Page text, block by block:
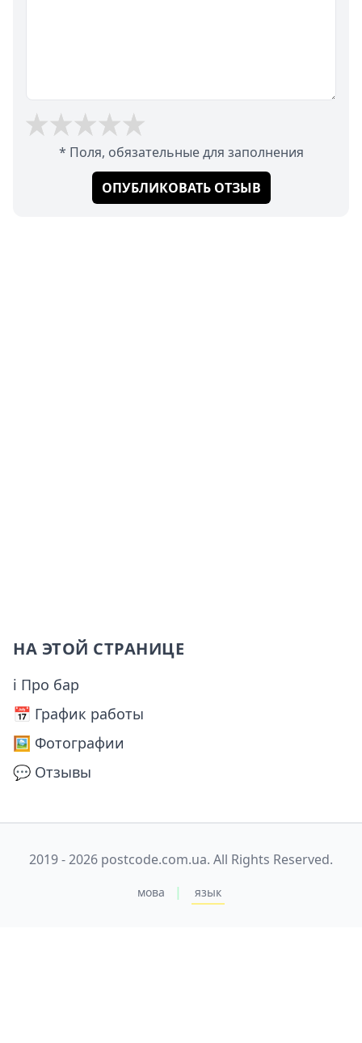
* Поля, обязательные для заполнения
ОПУБЛИКОВАТЬ ОТЗЫВ
НА ЭТОЙ СТРАНИЦЕ
ℹ Про бар
📅️ График работы
🖼️ Фотографии
💬 Отзывы
2019 - 2026 postcode.com.ua. All Rights Reserved.
мова | язык